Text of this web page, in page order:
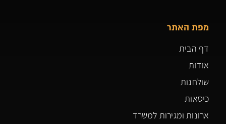
מפת האתר
דף הבית
אודות
שולחנות
כיסאות
ארונות ומגירות למשרד